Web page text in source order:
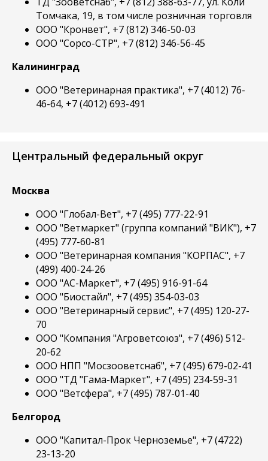
Томчака, 19, в том числе розничная торговля
ООО "Кронвет", +7 (812) 346-50-03
ООО "Сорсо-СТР", +7 (812) 346-56-45
Калининград
ООО "Ветеринарная практика", +7 (4012) 76-
46-64, +7 (4012) 693-491
Центральный федеральный округ
Москва
ООО "Глобал-Вет", +7 (495) 777-22-91
ООО "Ветмаркет" (группа компаний "ВИК"), +7
(495) 777-60-81
ООО "Ветеринарная компания "КОРПАС", +7
(499) 400-24-26
ООО "АС-Маркет", +7 (495) 916-91-64
ООО "Биостайл", +7 (495) 354-03-03
ООО "Ветеринарный сервис", +7 (495) 120-27-
70
ООО "Компания "Агроветсоюз", +7 (496) 512-
20-62
ООО НПП "Мосзооветснаб", +7 (495) 679-02-41
ООО "ТД "Гама-Маркет", +7 (495) 234-59-31
ООО "Ветсфера", +7 (495) 787-01-40
Белгород
ООО "Капитал-Прок Черноземье", +7 (4722)
23-13-20